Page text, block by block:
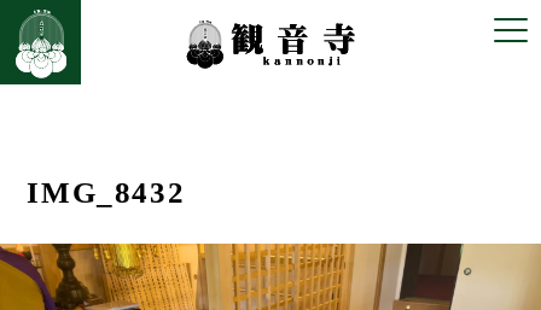
前の画像
次の画像
IMG_8432